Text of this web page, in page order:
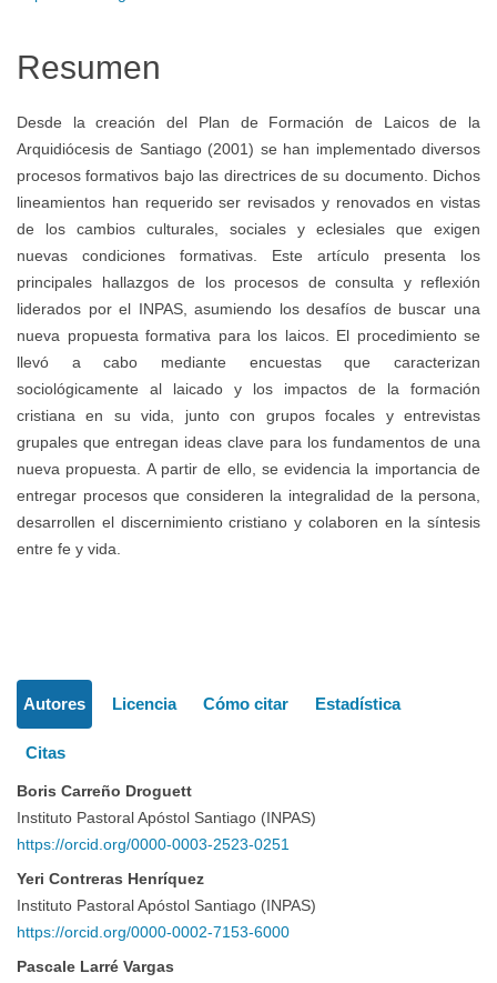
Resumen
Desde la creación del Plan de Formación de Laicos de la
Arquidiócesis de Santiago (2001) se han implementado diversos
procesos formativos bajo las directrices de su documento. Dichos
lineamientos han requerido ser revisados y renovados en vistas
de los cambios culturales, sociales y eclesiales que exigen
nuevas condiciones formativas. Este artículo presenta los
principales hallazgos de los procesos de consulta y reflexión
liderados por el INPAS, asumiendo los desafíos de buscar una
nueva propuesta formativa para los laicos. El procedimiento se
llevó a cabo mediante encuestas que caracterizan
sociológicamente al laicado y los impactos de la formación
cristiana en su vida, junto con grupos focales y entrevistas
grupales que entregan ideas clave para los fundamentos de una
nueva propuesta. A partir de ello, se evidencia la importancia de
entregar procesos que consideren la integralidad de la persona,
desarrollen el discernimiento cristiano y colaboren en la síntesis
entre fe y vida.
del
Autores Licencia Cómo citar Estadística
Citas
Boris Carreño Droguett
Instituto Pastoral Apóstol Santiago (INPAS)
https://orcid.org/0000-0003-2523-0251
Yeri Contreras Henríquez
Instituto Pastoral Apóstol Santiago (INPAS)
https://orcid.org/0000-0002-7153-6000
Pascale Larré Vargas